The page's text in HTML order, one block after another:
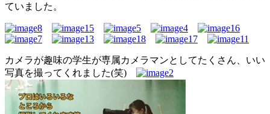
ていました。
カメラが趣味の学生が専属カメラマンとしてたくさん、いい
写真を撮ってくれました(笑)